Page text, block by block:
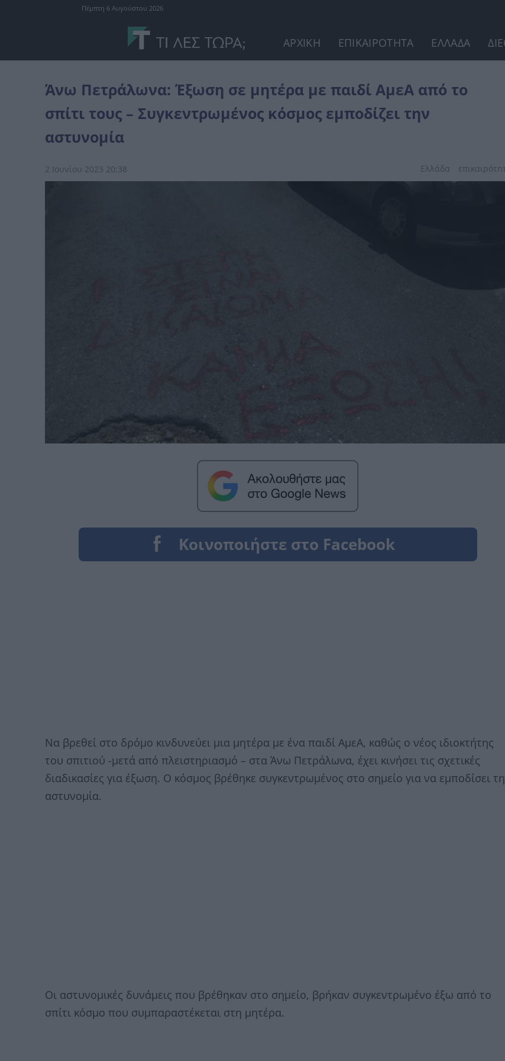
Πέμπτη 6 Αυγούστου 2026
ΑΡΧΙΚΗ ΕΠΙΚΑΙΡΟΤΗΤΑ ΕΛΛΑΔΑ
Άνω Πετράλωνα: Έξωση σε μητέρα με παιδί ΑμεΑ από το
σπίτι τους – Συγκεντρωμένος κόσμος εμποδίζει την
αστυνομία
2 Ιουνίου 2023 20:38 Ελλάδα
Να βρεθεί στο δρόμο κινδυνεύει μια μητέρα με ένα παιδί ΑμεΑ, καθώς ο νέος ιδιοκτήτης
του σπιτιού -μετά από πλειστηριασμό – στα Άνω Πετράλωνα, έχει κινήσει τις σχετικές
διαδικασίες για έξωση. Ο κόσμος βρέθηκε συγκεντρωμένος στο σημείο για να εμποδίσει
αστυνομία.
Οι αστυνομικές δυνάμεις που βρέθηκαν στο σημείο, βρήκαν συγκεντρωμένο έξω από το
σπίτι κόσμο που συμπαραστέκεται στη μητέρα.